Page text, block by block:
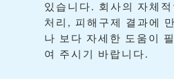
있습니다 . 회사의 자체적
처리 , 피해구제 결과에
나 보다 자세한 도움이
여
주시기 바랍니다 .